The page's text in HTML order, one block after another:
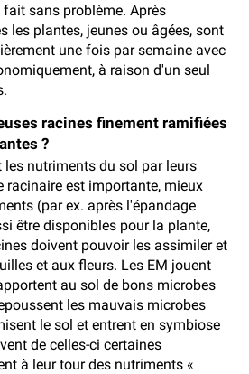
sans problème. Après
les plantes, jeunes ou âgées, sont
une fois par semaine avec
à raison d'un seul
racines finement ramifiées
?
les nutriments du sol par leurs
racinaire est importante, mieux
(par ex. après l'épandage
être disponibles pour la plante,
doivent pouvoir les assimiler et
et aux fleurs. Les EM jouent
au sol de bons microbes
les mauvais microbes
le sol et entrent en symbiose
de celles-ci certaines
à leur tour des nutriments «